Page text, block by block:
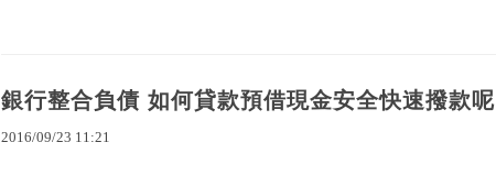
銀行整合負債 如何貸款預借現金安全快速撥款呢
2016/09/23 11:21